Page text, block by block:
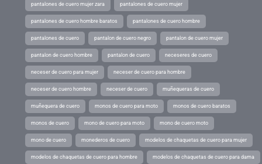
pantalones de cuero mujer zara pantalones de cuero mujer
pantalones de cuero hombre baratos pantalones de cuero hombre
pantalones de cuero pantalon de cuero negro pantalon de cuero mujer
pantalon de cuero hombre pantalon de cuero neceseres de cuero
neceser de cuero para mujer neceser de cuero para hombre
neceser de cuero hombre neceser de cuero muñequeras de cuero
muñequera de cuero monos de cuero para moto monos de cuero baratos
monos de cuero mono de cuero para moto mono de cuero moto
mono de cuero monederos de cuero modelos de chaquetas de cuero para mujer
modelos de chaquetas de cuero para hombre modelos de chaquetas de cuero para dama